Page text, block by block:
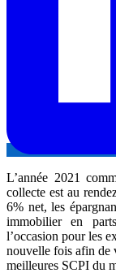
L’année 2021
collecte est au
6% net, les
immobilier en
l’occasion pour les
nouvelle fois afin de
meilleures SCPI du